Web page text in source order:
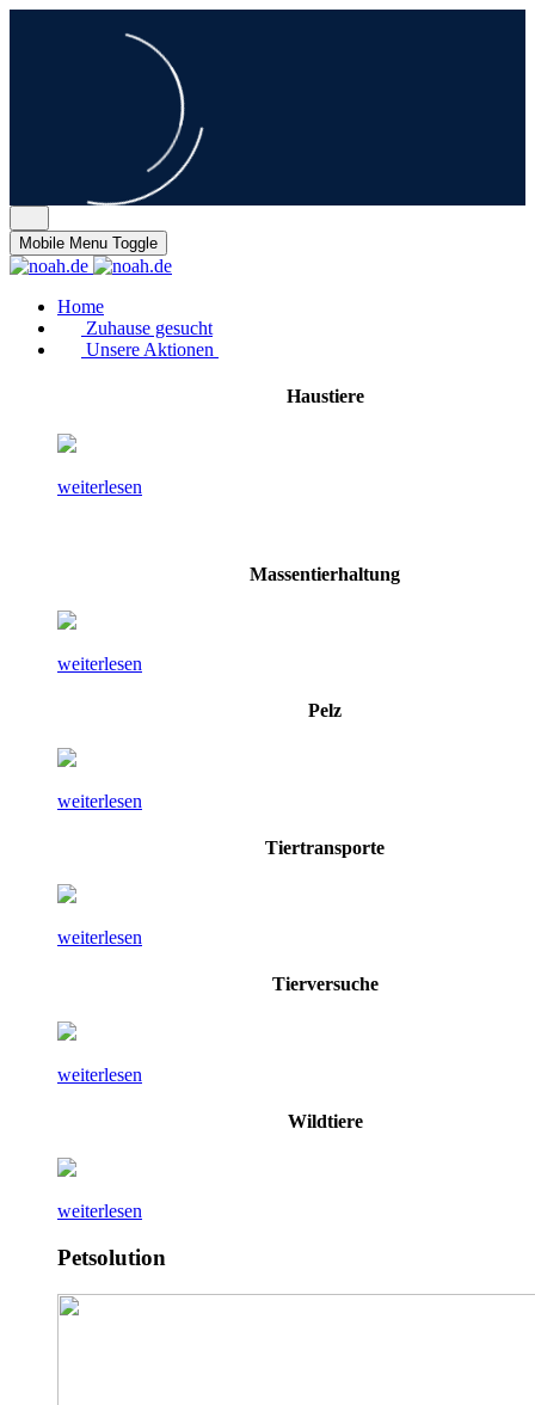
Mobile Menu Toggle
Home
Zuhause gesucht
Unsere Aktionen
Haustiere
weiterlesen
Massentierhaltung
weiterlesen
Pelz
weiterlesen
Tiertransporte
weiterlesen
Tierversuche
weiterlesen
Wildtiere
weiterlesen
Petsolution